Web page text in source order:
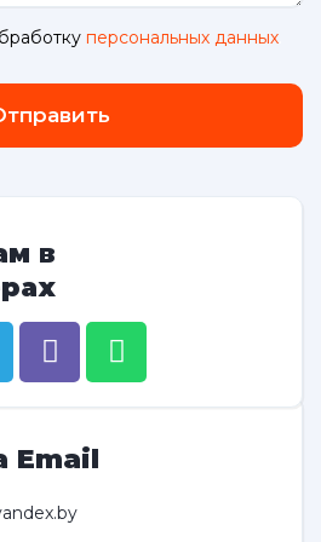
персональных данных
в
Email